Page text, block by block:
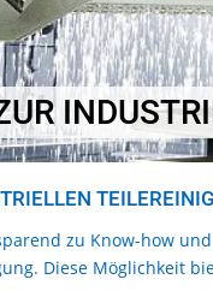
zu Know-how
Diese Möglichkeit